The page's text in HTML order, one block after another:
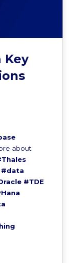
Key
about
#data
#TDE